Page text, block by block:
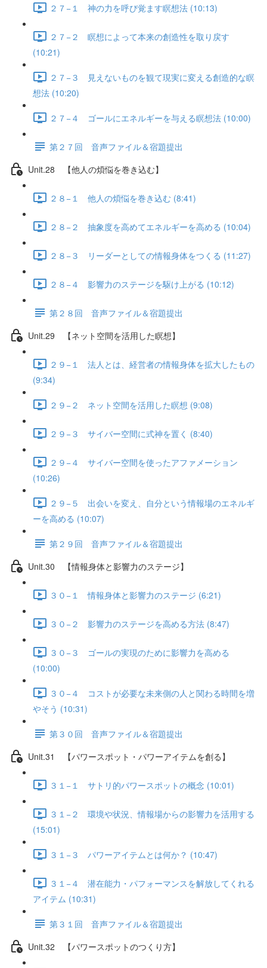
２７−１ 神の力を呼び覚ます瞑想法 (10:13)
２７−２ 瞑想によって本来の創造性を取り戻す
(10:21)
２７−３ 見えないものを観て現実に変える創造的な瞑
想法 (10:20)
２７−４ ゴールにエネルギーを与える瞑想法 (10:00)
第２７回 音声ファイル＆宿題提出
Unit.28 【他人の煩悩を巻き込む】
２８−１ 他人の煩悩を巻き込む (8:41)
２８−２ 抽象度を高めてエネルギーを高める (10:04)
２８−３ リーダーとしての情報身体をつくる (11:27)
２８−４ 影響力のステージを駆け上がる (10:12)
第２８回 音声ファイル＆宿題提出
Unit.29 【ネット空間を活用した瞑想】
２９−１ 法人とは、経営者の情報身体を拡大したもの
(9:34)
２９−２ ネット空間を活用した瞑想 (9:08)
２９−３ サイバー空間に式神を置く (8:40)
２９−４ サイバー空間を使ったアファメーション
(10:26)
２９−５ 出会いを変え、自分という情報場のエネルギ
ーを高める (10:07)
第２９回 音声ファイル＆宿題提出
Unit.30 【情報身体と影響力のステージ】
３０−１ 情報身体と影響力のステージ (6:21)
３０−２ 影響力のステージを高める方法 (8:47)
３０−３ ゴールの実現のために影響力を高める
(10:00)
３０−４ コストが必要な未来側の人と関わる時間を増
やそう (10:31)
第３０回 音声ファイル＆宿題提出
Unit.31 【パワースポット・パワーアイテムを創る】
３１−１ サトリ的パワースポットの概念 (10:01)
３１−２ 環境や状況、情報場からの影響力を活用する
(15:01)
３１−３ パワーアイテムとは何か？ (10:47)
３１−４ 潜在能力・パフォーマンスを解放してくれる
アイテム (10:31)
第３１回 音声ファイル＆宿題提出
Unit.32 【パワースポットのつくり方】